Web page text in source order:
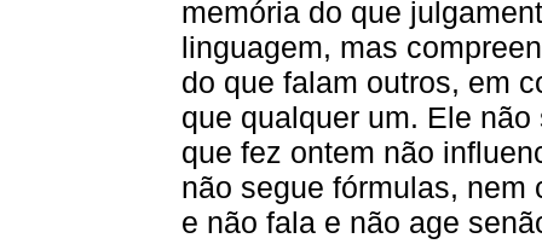
memória do que
linguagem, mas
do que falam outros, em
que qualquer um. Ele
que fez ontem não
não segue fórmulas, nem
e não fala e não age